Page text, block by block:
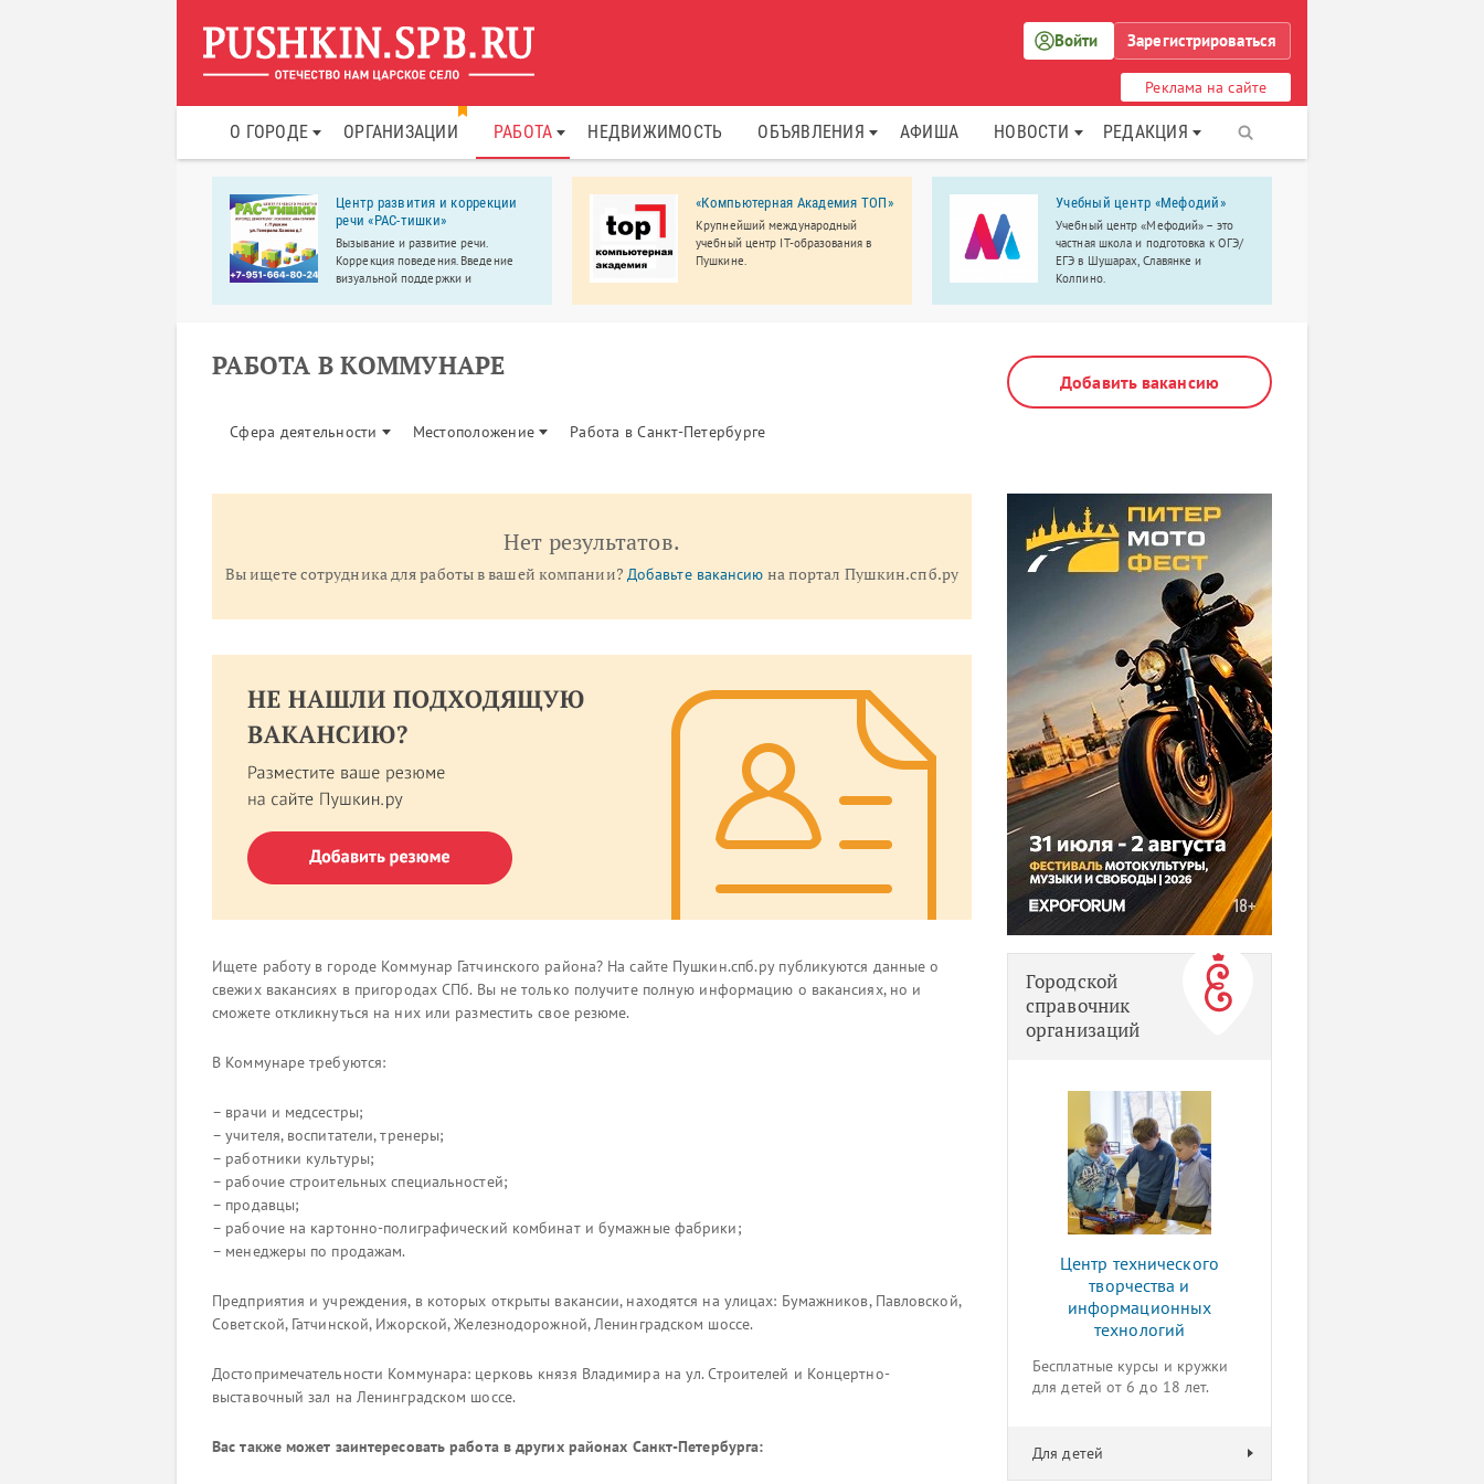
Войти Зарегистрироваться
Реклама на сайте
О ГОРОДЕ ОРГАНИЗАЦИИ РАБОТА НЕДВИЖИМОСТЬ ОБЪЯВЛЕНИЯ АФИША НОВОСТИ РЕДАКЦИЯ
Центр развития и коррекции
речи «РАС-тишки»
Вызывание и развитие речи.
Коррекция поведения. Введение
визуальной поддержки и
«Компьютерная Академия ТОП»
Крупнейший международный
учебный центр IT-образования в
Пушкине.
Учебный центр «Мефодий»
Учебный центр «Мефодий» – это
частная школа и подготовка к ОГЭ/
ЕГЭ в Шушарах, Славянке и
Колпино.
РАБОТА В КОММУНАРЕ
Добавить вакансию
Сфера деятельности Местоположение Работа в Санкт-Петербурге
Нет результатов.
Вы ищете сотрудника для работы в вашей компании? Добавьте вакансию на портал Пушкин.спб.ру
Ищете работу в городе Коммунар Гатчинского района? На сайте Пушкин.спб.ру публикуются данные о
свежих вакансиях в пригородах СПб. Вы не только получите полную информацию о вакансиях, но и
сможете откликнуться на них или разместить свое резюме.
В Коммунаре требуются:
– врачи и медсестры;
– учителя, воспитатели, тренеры;
– работники культуры;
– рабочие строительных специальностей;
– продавцы;
– рабочие на картонно-полиграфический комбинат и бумажные фабрики;
– менеджеры по продажам.
Предприятия и учреждения, в которых открыты вакансии, находятся на улицах: Бумажников, Павловской,
Советской, Гатчинской, Ижорской, Железнодорожной, Ленинградском шоссе.
Достопримечательности Коммунара: церковь князя Владимира на ул. Строителей и Концертно-
выставочный зал на Ленинградском шоссе.
Вас также может заинтересовать работа в других районах Санкт-Петербурга:
Городской
справочник
организаций
Центр технического
творчества и
информационных
технологий
Бесплатные курсы и кружки
для детей от 6 до 18 лет.
Для детей